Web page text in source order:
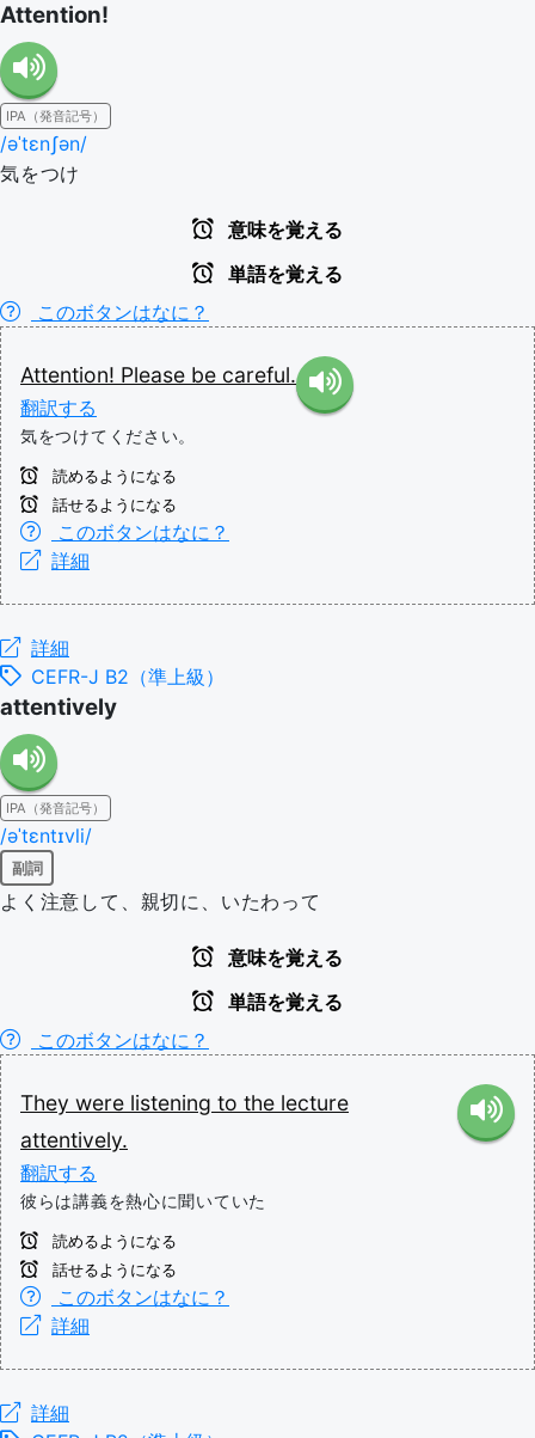
Attention!
IPA（発音記号）
/əˈtɛnʃən/
気をつけ
意味を覚える
単語を覚える
このボタンはなに？
Attention! Please be careful.
翻訳する
気をつけてください。
読めるようになる
話せるようになる
このボタンはなに？
詳細
詳細
CEFR-J B2（準上級）
attentively
IPA（発音記号）
/əˈtɛntɪvli/
副詞
よく注意して、親切に、いたわって
意味を覚える
単語を覚える
このボタンはなに？
They were listening to the lecture
attentively.
翻訳する
彼らは講義を熱心に聞いていた
読めるようになる
話せるようになる
このボタンはなに？
詳細
詳細